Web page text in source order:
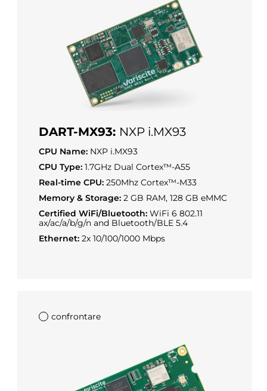
DART-MX93: NXP i.MX93
CPU Name: NXP i.MX93
CPU Type: 1.7GHz Dual Cortex™-A55
Real-time CPU: 250Mhz Cortex™-M33
Memory & Storage: 2 GB RAM, 128 GB eMMC
Certified WiFi/Bluetooth: WiFi 6 802.11
ax/ac/a/b/g/n and Bluetooth/BLE 5.4
Ethernet: 2x 10/100/1000 Mbps
confrontare